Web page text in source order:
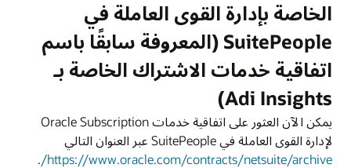
الخاصة بإدارة القوى العاملة في
SuitePeople (المعروفة سابقًا باسم
اتفاقية خدمات الاشتراك الخاصة بـ
Adi Insights)
يمكن الآن العثور على اتفاقية خدمات Oracle Subscription
لإدارة القوى العاملة في SuitePeople‏ عبر العنوان التالي
https://www.oracle.com/contracts/netsuite/archive/
.